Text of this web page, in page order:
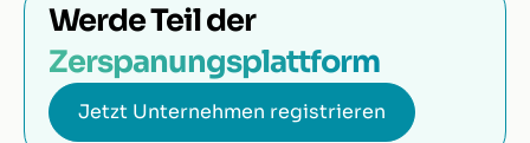
Werde Teil der
Zerspanungsplattform
Jetzt Unternehmen registrieren